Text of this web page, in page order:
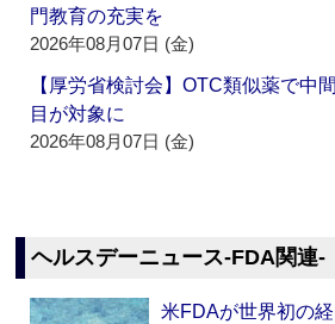
門教育の充実を
2026年08月07日 (金)
【厚労省検討会】OTC類似薬で中
目が対象に
2026年08月07日 (金)
ヘルスデーニュース‐FDA関連‐
米FDAが世界初の